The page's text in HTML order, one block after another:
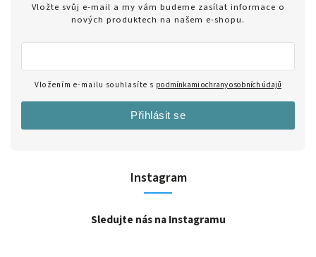
Instagram
Sledujte nás na Instagramu
Vložte svůj e-mail a my vám budeme zasílat informace o
nových produktech na našem e-shopu.
Vložením e-mailu souhlasíte s podmínkami ochrany osobních údajů
Přihlásit se